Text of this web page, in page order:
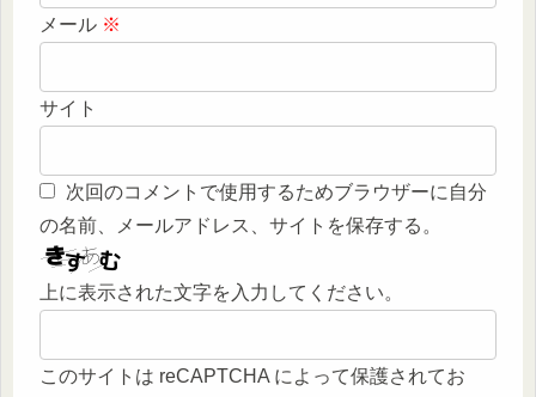
メール ※
サイト
次回のコメントで使用するためブラウザーに自分
の名前、メールアドレス、サイトを保存する。
上に表示された文字を入力してください。
このサイトは reCAPTCHA によって保護されてお